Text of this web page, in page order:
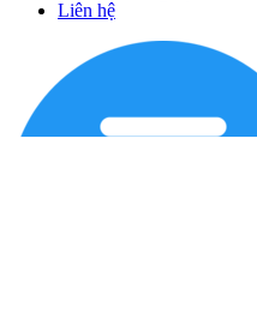
Liên hệ